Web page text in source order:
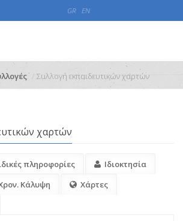
GR EN
Συλλογή εκπαιδευτικών χαρτών
χαρτών
πληροφορίες
Ιδιοκτησία
Κάλυψη
Χάρτες